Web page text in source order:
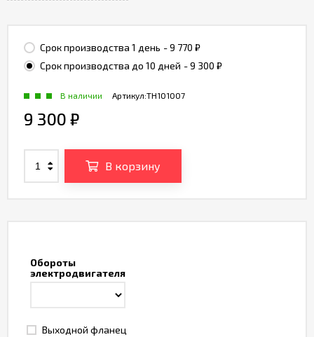
Обороты
электродвигателя
Выходной фланец
Срок производства 1 день - 9 770 ₽
Срок производства до 10 дней - 9 300 ₽
Артикул:TH101007
В наличии
9 300 ₽
В корзину